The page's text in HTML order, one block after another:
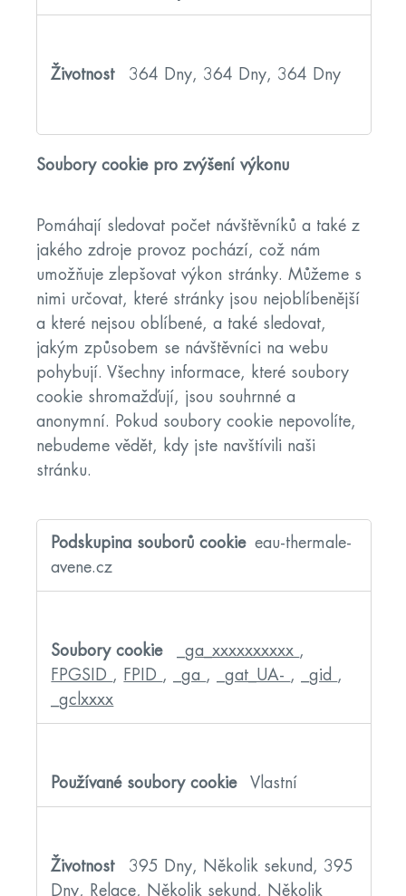
364 Dny, 364 Dny, 364 Dny
Soubory cookie pro zvýšení výkonu
Pomáhají sledovat počet návštěvníků a také z
jakého zdroje provoz pochází, což nám
umožňuje zlepšovat výkon stránky. Můžeme s
nimi určovat, které stránky jsou nejoblíbenější
a které nejsou oblíbené, a také sledovat,
jakým způsobem se návštěvníci na webu
pohybují. Všechny informace, které soubory
cookie shromažďují, jsou souhrnné a
anonymní. Pokud soubory cookie nepovolíte,
nebudeme vědět, kdy jste navštívili naši
stránku.
Soubory
cookie
výkonu
eau-thermale-
avene.cz
_ga_xxxxxxxxxx ,
FPGSID , FPID , _ga , _gat_UA- , _gid ,
_gclxxxx
Vlastní
395 Dny, Několik sekund, 395
Dny, Relace, Několik sekund, Několik